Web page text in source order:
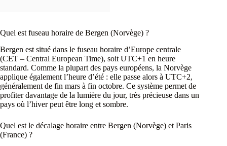
Quel est fuseau horaire de Bergen (Norvège) ?
Bergen est situé dans le fuseau horaire d’Europe centrale
(CET – Central European Time), soit UTC+1 en heure
standard. Comme la plupart des pays européens, la Norvège
applique également l’heure d’été : elle passe alors à UTC+2,
généralement de fin mars à fin octobre. Ce système permet de
profiter davantage de la lumière du jour, très précieuse dans un
pays où l’hiver peut être long et sombre.
Quel est le décalage horaire entre Bergen (Norvège) et Paris
(France) ?